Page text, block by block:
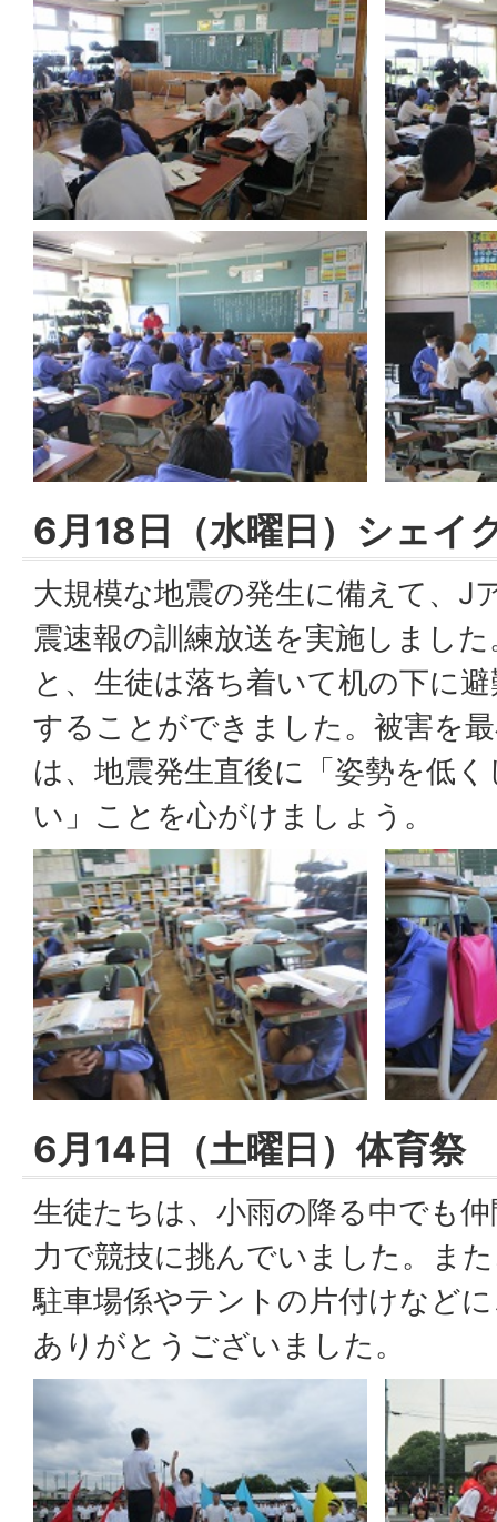
6月18日（水曜日）シェイ
大規模な地震の発生に備えて、J
震速報の訓練放送を実施しまし
と、生徒は落ち着いて机の下に
することができました。被害を
は、地震発生直後に「姿勢を低
い」ことを心がけましょう。
6月14日（土曜日）体育祭
生徒たちは、小雨の降る中でも
力で競技に挑んでいました。ま
駐車場係やテントの片付けなど
ありがとうございました。